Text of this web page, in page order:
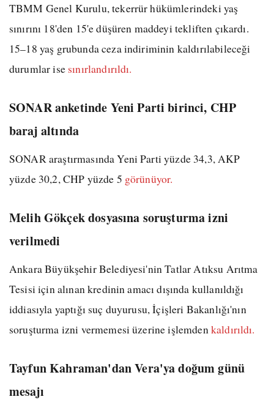
TBMM Genel Kurulu, tekerrür hükümlerindeki yaş
sınırını 18'den 15'e düşüren maddeyi tekliften çıkardı.
15–18 yaş grubunda ceza indiriminin kaldırılabileceği
durumlar ise sınırlandırıldı.
SONAR anketinde Yeni Parti birinci, CHP
baraj altında
SONAR araştırmasında Yeni Parti yüzde 34,3, AKP
yüzde 30,2, CHP yüzde 5 görünüyor.
Melih Gökçek dosyasına soruşturma izni
verilmedi
Ankara Büyükşehir Belediyesi'nin Tatlar Atıksu Arıtma
Tesisi için alınan kredinin amacı dışında kullanıldığı
iddiasıyla yaptığı suç duyurusu, İçişleri Bakanlığı'nın
soruşturma izni vermemesi üzerine işlemdenkaldırıldı.
Tayfun Kahraman'dan Vera'ya doğum günü
mesajı